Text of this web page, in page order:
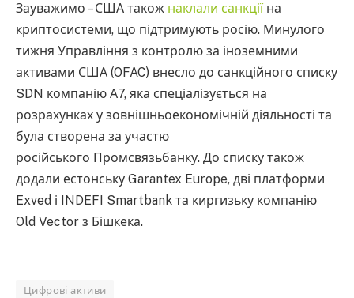
Зауважимо – США також наклали санкціїна
криптосистеми, що підтримують росію. Минулого
тижня Управління з контролю за іноземними
активами США (OFAC) внесло до санкційного списку
SDN компанію А7, яка спеціалізується на
розрахунках у зовнішньоекономічній діяльності та
була створена за участю
російського Промсвязьбанку. До списку також
додали естонську Garantex Europe, дві платформи
Exved і INDEFI Smartbank та киргизьку компанію
Old Vector з Бішкека.
Цифрові активи